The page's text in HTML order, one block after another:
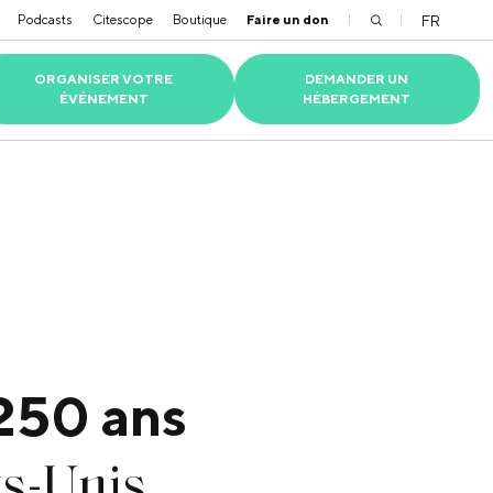
Podcasts Citescope Boutique Faire un don FR
ORGANISER VOTRE
ÉVÉNEMENT
DEMANDER UN
HÉBERGEMENT
ans